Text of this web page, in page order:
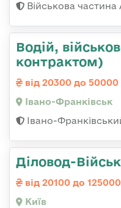
Військова частина
Водій,
контрактом)
від 20300 до 50000
Івано-Франківськ
Івано-
Діловод-
від 20100 до
Київ